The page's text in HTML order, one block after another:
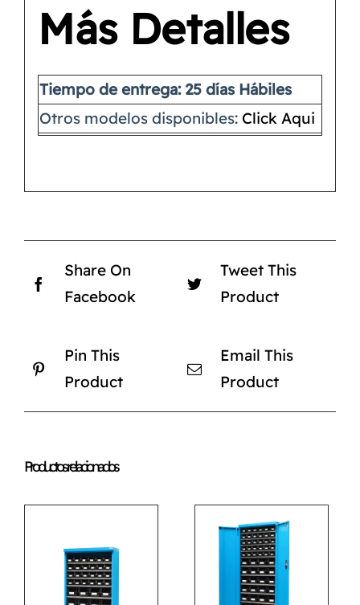
Más Detalles
Tiempo de entrega: 25 días Hábiles
Otros modelos disponibles: Click Aqui
Share On
Facebook
Tweet This
Product
Pin This
Product
Email This
Product
Productos relacionados